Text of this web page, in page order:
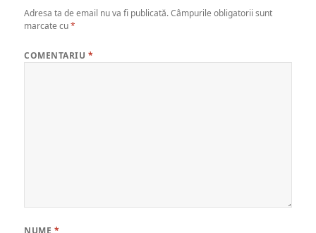
Adresa ta de email nu va fi publicată. Câmpurile obligatorii sunt
marcate cu*
COMENTARIU *
NUME *